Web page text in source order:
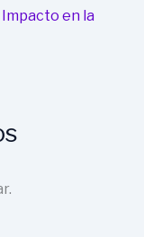
Impacto en la